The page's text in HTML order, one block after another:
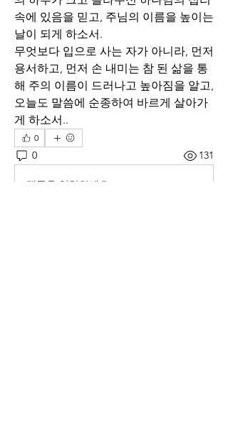
속에 있음을 믿고, 주님의 이름을 높이는
날이 되게 하소서.
무엇보다 입으로 사는 자가 아니라, 먼저
용서하고, 먼저 손 내미는 참 된 삶을 통
해 주의 이름이 드러나고 높아짐을 알고,
오늘도 말씀에 순종하여 바르게 살아가
게 하소서..
0
0 131
댓글을 입력하세요.